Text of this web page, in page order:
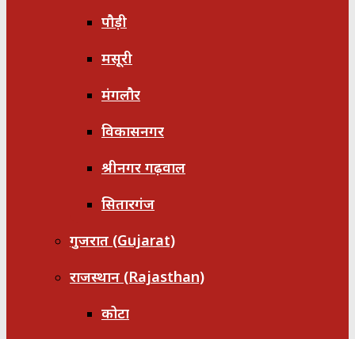
पौड़ी
मसूरी
मंगलौर
विकासनगर
श्रीनगर गढ़वाल
सितारगंज
गुजरात (Gujarat)
राजस्थान (Rajasthan)
कोटा